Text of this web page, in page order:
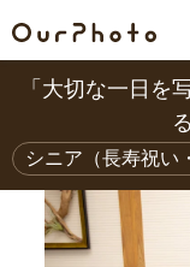
「大切な一日を
シニア（長寿祝い